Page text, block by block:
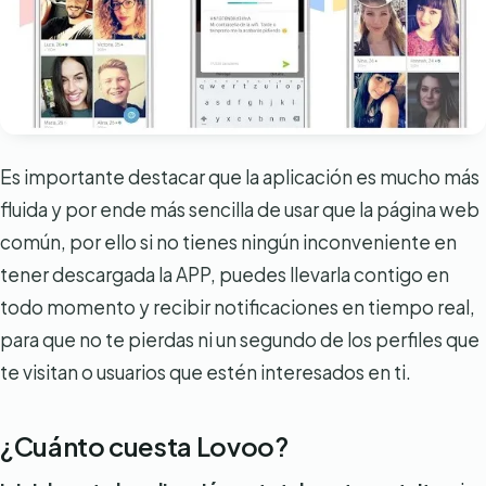
Es importante destacar que la aplicación es mucho más
fluida y por ende más sencilla de usar que la página web
común, por ello si no tienes ningún inconveniente en
tener descargada la APP, puedes llevarla contigo en
todo momento y recibir notificaciones en tiempo real,
para que no te pierdas ni un segundo de los perfiles que
te visitan o usuarios que estén interesados en ti.
¿Cuánto cuesta Lovoo?